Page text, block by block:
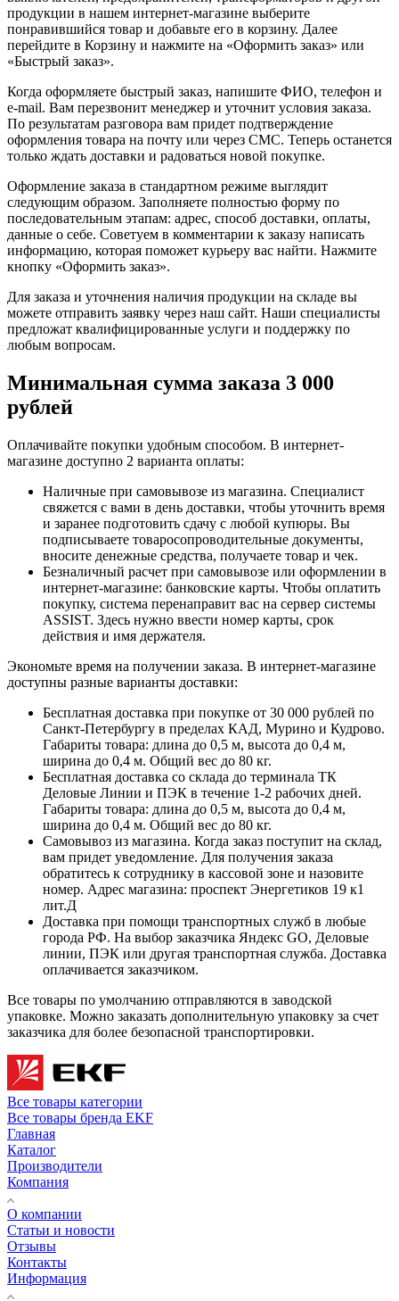
продукции в нашем интернет-магазине выберите
понравившийся товар и добавьте его в корзину. Далее
перейдите в Корзину и нажмите на «Оформить заказ» или
«Быстрый заказ».
Когда оформляете быстрый заказ, напишите ФИО, телефон и
e-mail. Вам перезвонит менеджер и уточнит условия заказа.
По результатам разговора вам придет подтверждение
оформления товара на почту или через СМС. Теперь останется
только ждать доставки и радоваться новой покупке.
Оформление заказа в стандартном режиме выглядит
следующим образом. Заполняете полностью форму по
последовательным этапам: адрес, способ доставки, оплаты,
данные о себе. Советуем в комментарии к заказу написать
информацию, которая поможет курьеру вас найти. Нажмите
кнопку «Оформить заказ».
Для заказа и уточнения наличия продукции на складе вы
можете отправить заявку через наш сайт. Наши специалисты
предложат квалифицированные услуги и поддержку по
любым вопросам.
Минимальная сумма заказа 3 000
рублей
Оплачивайте покупки удобным способом. В интернет-
магазине доступно 2 варианта оплаты:
Наличные при самовывозе из магазина. Специалист
свяжется с вами в день доставки, чтобы уточнить время
и заранее подготовить сдачу с любой купюры. Вы
подписываете товаросопроводительные документы,
вносите денежные средства, получаете товар и чек.
Безналичный расчет при самовывозе или оформлении в
интернет-магазине: банковские карты. Чтобы оплатить
покупку, система перенаправит вас на сервер системы
ASSIST. Здесь нужно ввести номер карты, срок
действия и имя держателя.
Экономьте время на получении заказа. В интернет-магазине
доступны разные варианты доставки:
Бесплатная доставка при покупке от 30 000 рублей по
Санкт-Петербургу в пределах КАД, Мурино и Кудрово.
Габариты товара: длина до 0,5 м, высота до 0,4 м,
ширина до 0,4 м. Общий вес до 80 кг.
Бесплатная доставка со склада до терминала ТК
Деловые Линии и ПЭК в течение 1-2 рабочих дней.
Габариты товара: длина до 0,5 м, высота до 0,4 м,
ширина до 0,4 м. Общий вес до 80 кг.
Самовывоз из магазина. Когда заказ поступит на склад,
вам придет уведомление. Для получения заказа
обратитесь к сотруднику в кассовой зоне и назовите
номер. Адрес магазина: проспект Энергетиков 19 к1
лит.Д
Доставка при помощи транспортных служб в любые
города РФ. На выбор заказчика Яндекс GO, Деловые
линии, ПЭК или другая транспортная служба. Доставка
оплачивается заказчиком.
Все товары по умолчанию отправляются в заводской
упаковке. Можно заказать дополнительную упаковку за счет
заказчика для более безопасной транспортировки.
Все товары категории
Все товары бренда EKF
Главная
Каталог
Производители
Компания
О компании
Статьи и новости
Отзывы
Контакты
Информация